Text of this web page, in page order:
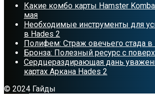
Какие комбо карты Hamster
мая
Необходимые инструменты для
в Hades 2
Полифем: Страж овечьего стада в
Бронза: Полезный ресурс с
Сердцераздирающая дань
картах Аркана Hades 2
© 2024 Гайды